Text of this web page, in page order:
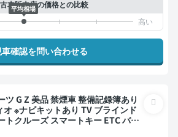
車販売店の価格との比較
平均相場
確認を問い合わせる
備記録簿あり
※ナビキットあり TV ブラインド
トクルーズ スマートキー ETC バッ
ーダー 衝突軽減